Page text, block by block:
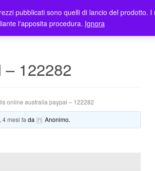
Registrazione Utenti Elenco
– 122282
online australia paypal – 122282
4 mesi fa da Anonimo.
pubblicati sono quelli di lancio del prodotto.
l'apposita procedura. Ignora